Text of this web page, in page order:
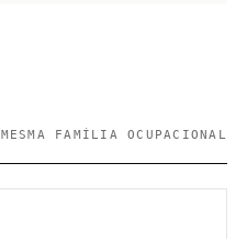
MESMA FAMÍLIA OCUPACIONAL